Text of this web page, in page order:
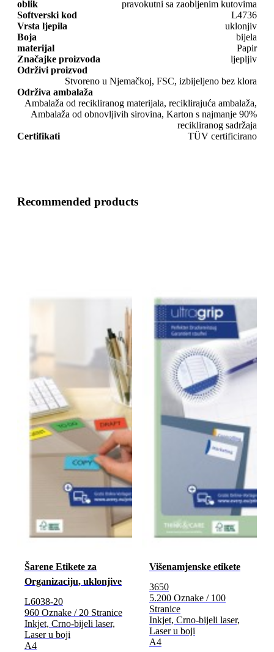
oblik
pravokutni sa zaobljenim kutovima
Softverski kod
L4736
Vrsta ljepila
uklonjiv
Boja
bijela
materijal
Papir
Značajke proizvoda
ljepljiv
Održivi proizvod
Stvoreno u Njemačkoj, FSC, izbijeljeno bez klora
Održiva ambalaža
Ambalaža od recikliranog materijala, reciklirajuća ambalaža,
Ambalaža od obnovljivih sirovina, Karton s najmanje 90%
recikliranog sadržaja
Certifikati
TÜV certificirano
Recommended products
Šarene Etikete za
Organizaciju, uklonjive
L6038-20
960 Oznake / 20 Stranice
Inkjet, Crno-bijeli laser,
Laser u boji
A4
Višenamjenske etikete
3650
5.200 Oznake / 100
Stranice
Inkjet, Crno-bijeli laser,
Laser u boji
A4